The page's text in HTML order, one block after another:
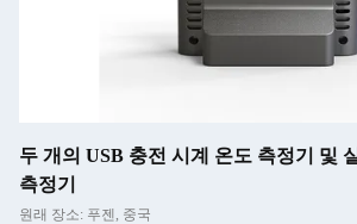
두 개의 USB 충전 시계 온도 측정기 및
측정기
원래 장소: 푸젠, 중국